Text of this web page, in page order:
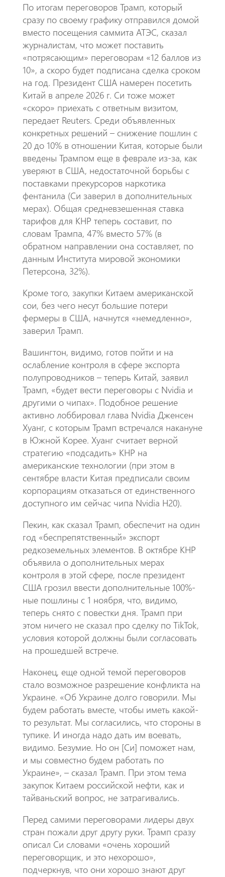
По итогам переговоров Трамп, который
сразу по своему графику отправился домой
вместо посещения саммита АТЭС, сказал
журналистам, что может поставить
«потрясающим» переговорам «12 баллов из
10», а скоро будет подписана сделка сроком
на год. Президент США намерен посетить
Китай в апреле 2026 г. Си тоже может
«скоро» приехать с ответным визитом,
передает Reuters. Среди объявленных
конкретных решений – снижение пошлин с
20 до 10% в отношении Китая, которые были
введены Трампом еще в феврале из-за, как
уверяют в США, недостаточной борьбы с
поставками прекурсоров наркотика
фентанила (Си заверил в дополнительных
мерах). Общая средневзешенная ставка
тарифов для КНР теперь составит, по
словам Трампа, 47% вместо 57% (в
обратном направлении она составляет, по
данным Института мировой экономики
Петерсона, 32%).
Кроме того, закупки Китаем американской
сои, без чего несут большие потери
фермеры в США, начнутся «немедленно»,
заверил Трамп.
Вашингтон, видимо, готов пойти и на
ослабление контроля в сфере экспорта
полупроводников – теперь Китай, заявил
Трамп, «будет вести переговоры с Nvidia и
другими о чипах». Подобное решение
активно лоббировал глава Nvidia Дженсен
Хуанг, с которым Трамп встречался накануне
в Южной Корее. Хуанг считает верной
стратегию «подсадить» КНР на
американские технологии (при этом в
сентябре власти Китая предписали своим
корпорациям отказаться от единственного
доступного им сейчас чипа Nvidia H20).
Пекин, как сказал Трамп, обеспечит на один
год «беспрепятственный» экспорт
редкоземельных элементов. В октябре КНР
объявила о дополнительных мерах
контроля в этой сфере, после президент
США грозил ввести дополнительные 100%-
ные пошлины с 1 ноября, что, видимо,
теперь снято с повестки дня. Трамп при
этом ничего не сказал про сделку по TikTok,
условия которой должны были согласовать
на прошедшей встрече.
Наконец, еще одной темой переговоров
стало возможное разрешение конфликта на
Украине. «Об Украине долго говорили. Мы
будем работать вместе, чтобы иметь какой-
то результат. Мы согласились, что стороны в
тупике. И иногда надо дать им воевать,
видимо. Безумие. Но он [Си] поможет нам,
и мы совместно будем работать по
Украине», – сказал Трамп. При этом тема
закупок Китаем российской нефти, как и
тайваньский вопрос, не затрагивались.
Перед самими переговорами лидеры двух
стран пожали друг другу руки. Трамп сразу
описал Си словами «очень хороший
переговорщик, и это нехорошо»,
подчеркнув, что они хорошо знают друг